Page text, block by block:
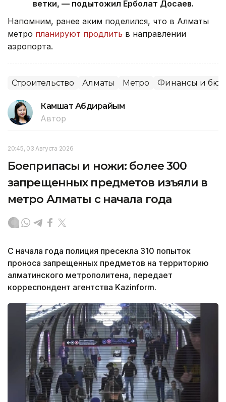
ветки, — подытожил Ерболат Досаев.
Напомним, ранее аким поделился, что в Алматы
метро планируют продлить в направлении
аэропорта.
Строительство Алматы Метро Финансы и
Камшат Абдирайым
Автор
20:45, 03 Августа 2026
Боеприпасы и ножи: более 300
запрещенных предметов изъяли в
метро Алматы с начала года
С начала года полиция пресекла 310 попыток
проноса запрещенных предметов на территорию
алматинского метрополитена, передает
корреспондент агентства Kazinform.